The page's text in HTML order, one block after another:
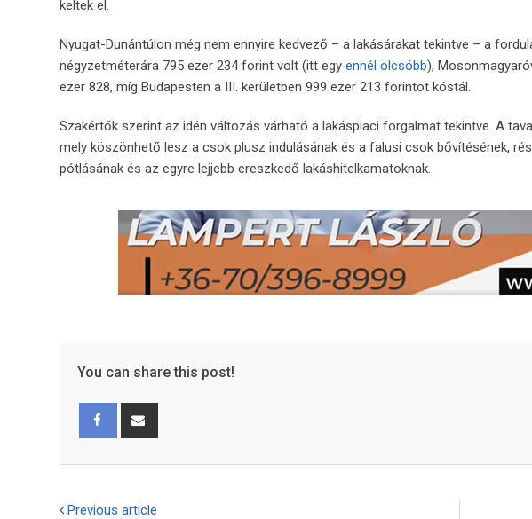
keltek el.
Nyugat-Dunántúlon még nem ennyire kedvező – a lakásárakat tekintve – a
négyzetméterára 795 ezer 234 forint volt (itt egy ennél olcsóbb),
ezer 828, míg Budapesten a III. kerületben 999 ezer 213 forintot kóstál.
Szakértők szerint az idén változás várható a lakáspiaci forgalmat tekintve. A
mely köszönhető lesz a csok plusz indulásának és a falusi csok bővítésének,
pótlásának és az egyre lejjebb ereszkedő lakáshitelkamatoknak.
You can share this post!
Previous article